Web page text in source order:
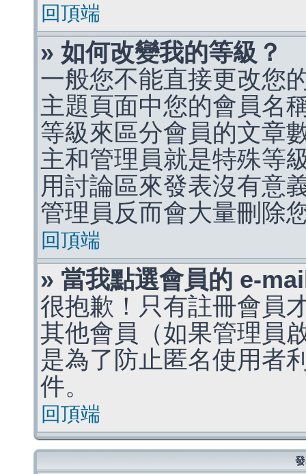
回頂端
» 如何改變我的等級？
一般您不能直接更改您
主題頁面中您的會員名
等級來區分會員的文章
主和管理員就是特殊等
用討論區來發表沒有意
管理員反而會大量刪除
回頂端
» 當我點選會員的 e-
很抱歉！只有註冊會員
其他會員（如果管理員
是為了防止匿名使用者
件。
回頂端